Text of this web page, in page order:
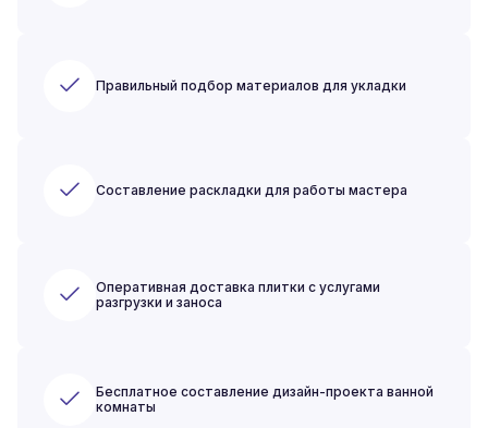
Правильный подбор материалов для укладки
Составление раскладки для работы мастера
Оперативная доставка плитки с услугами
разгрузки и заноса
Бесплатное составление дизайн-проекта ванной
комнаты